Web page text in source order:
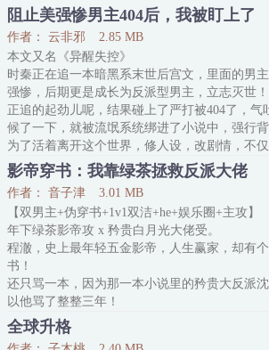
全都是这本书里阴郁主角受的后宫团。
束函清重生一回，惆怅地点起一根烟：……你们
是选择不参与。
受万人迷属性，重生后比较没有斗志想让自己当
的故事。
没有同时恋爱，有时间差
一号佳丽：温柔邻家队长慕烨（火系异能）
阻止美强惨男主404后，我被盯上了
作者： 云非邪 2.85 MB
本文又名《异醒失控》
时秦正在追一本暗黑系末世后宫文，里面的男
强惨，后期更是成长为反派型男主，立志灭世！
正追的起劲儿呢，结果碰上了严打被404了，气
候了一下，就被流氓系统绑进了小说中，强行背
为了活着离开这个世界，修人设，改剧情，不
世，还要阻止他收妹子，高举一夫一妻制大旗。
时秦表示这太难了，谁让他一穿过来，就是即将
尸啊！
提问：身为丧尸如何跟打丧尸的男主建立深刻
受世间美好，停止黑化的脚
影帝穿书：我靠绿茶拯救反派大佬
作者： 音子津 3.01 MB
【双男主+伪穿书+1v1双洁+he+娱乐圈+主攻】
年下绿茶影帝攻 x 矜贵白月光大佬受。
程澈，史上最年轻五金影帝，人生赢家，却有
书！
还只骂一本，因为那一本小说里的矜贵大反派
以他骂了整整三年！
报应来了。
一睁眼，他成了荒野求生综艺里查无此人的十
全球升格